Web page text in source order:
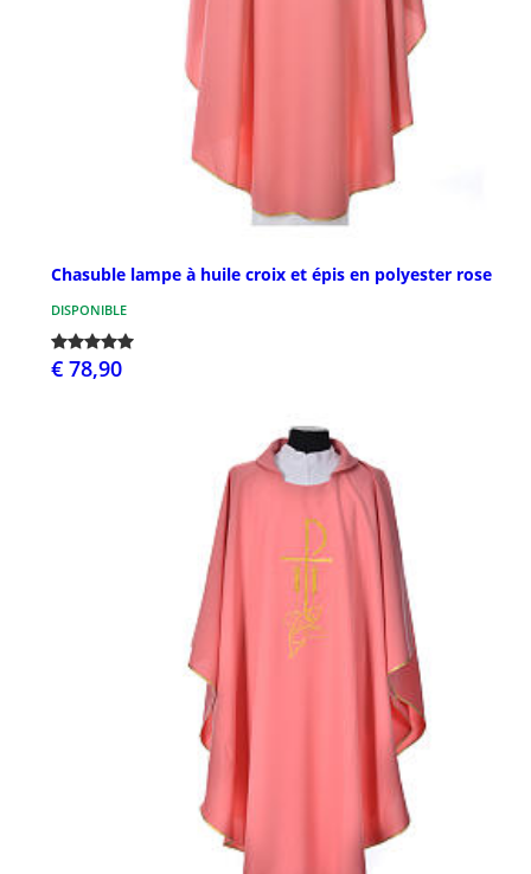
Chasuble lampe à huile croix et épis en polyester rose
DISPONIBLE
€ 78,90